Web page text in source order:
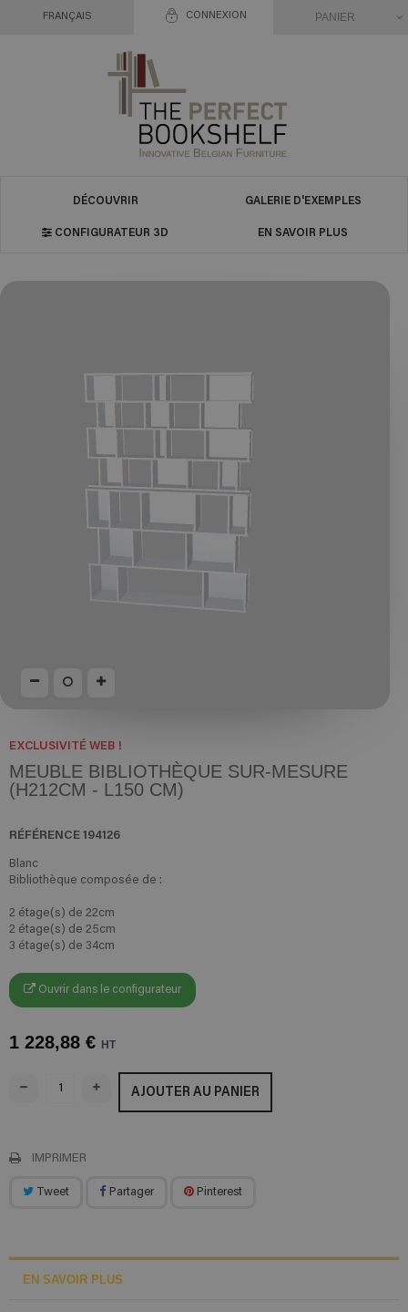
CONNEXION
FRANÇAIS PANIER
DÉCOUVRIR GALERIE D'EXEMPLES
CONFIGURATEUR 3D EN SAVOIR PLUS
EXCLUSIVITÉ WEB !
MEUBLE BIBLIOTHÈQUE SUR-MESURE
(H212CM - L150 CM)
RÉFÉRENCE194126
Blanc
Bibliothèque composée de :
2 étage(s) de 22cm
2 étage(s) de 25cm
3 étage(s) de 34cm
Ouvrir dans le configurateur
1 228,88 € HT
AJOUTER AU PANIER
IMPRIMER
Tweet Partager Pinterest
EN SAVOIR PLUS